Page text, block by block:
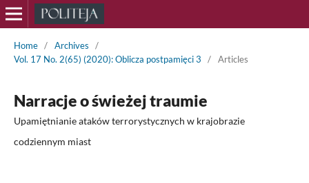
Home / Archives
/
Vol. 17 No. 2(65) (2020): Oblicza postpamięci 3
/ Articles
Narracje o świeżej traumie
Upamiętnianie ataków terrorystycznych w krajobrazie
codziennym miast